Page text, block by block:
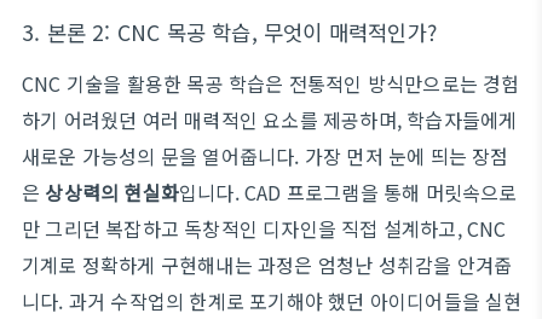
3. 본론 2: CNC 목공 학습, 무엇이 매력적인가?
CNC 기술을 활용한 목공 학습은 전통적인 방식만으로는 경험
하기 어려웠던 여러 매력적인 요소를 제공하며, 학습자들에게
새로운 가능성의 문을 열어줍니다. 가장 먼저 눈에 띄는 장점
은 상상력의 현실화입니다. CAD 프로그램을 통해 머릿속으로
만 그리던 복잡하고 독창적인 디자인을 직접 설계하고, CNC
기계로 정확하게 구현해내는 과정은 엄청난 성취감을 안겨줍
니다. 과거 수작업의 한계로 포기해야 했던 아이디어들을 실현